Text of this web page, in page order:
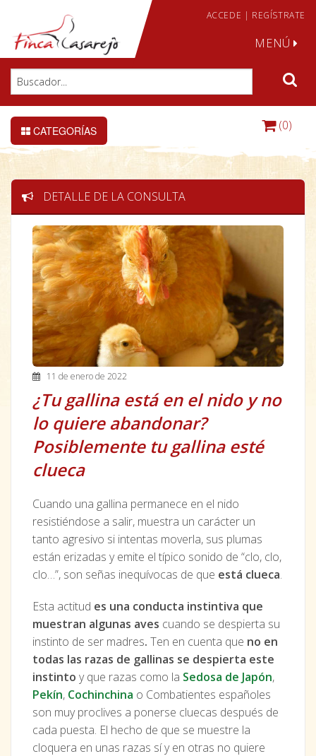
ACCEDE | REGÍSTRATE
MENÚ
CATEGORÍAS (0)
DETALLE DE LA CONSULTA
11 de enero de 2022
¿Tu gallina está en el nido y no
lo quiere abandonar?
Posiblemente tu gallina esté
clueca
Cuando una gallina permanece en el nido
resistiéndose a salir, muestra un carácter un
tanto agresivo si intentas moverla, sus plumas
están erizadas y emite el típico sonido de “clo, clo,
clo…”, son señas inequívocas de que está clueca.
Esta actitud es una conducta instintiva que
muestran algunas aves cuando se despierta su
instinto de ser madres. Ten en cuenta que no en
todas las razas de gallinas se despierta este
instinto y que razas como la Sedosa de Japón,
Pekín, Cochinchina o Combatientes españoles
son muy proclives a ponerse cluecas después de
cada puesta. El hecho de que se muestre la
cloquera en unas razas sí y en otras no quiere